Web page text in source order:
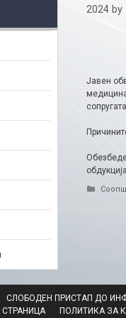
2024 by
Јавен
обдукција.
СЛОБОДЕН ПРИСТАП ДО
ПОЛИТИКА ЗА